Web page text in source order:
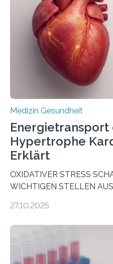
vorab zu prüfen, welche
wirken. Dabei wurde ein
als Biomarker für die Wahl
dienen könnte.
häufigsten Krebsarten und
Medizin Gesundheit
Energietransport
Hypertrophe
Erklärt
OXIDATIVER STRESS
WICHTIGEN STELLEN
aus dem Deutschen
im Journal Circulation,
der Hypertrophen
kann und wie sich durch
27.10.2025